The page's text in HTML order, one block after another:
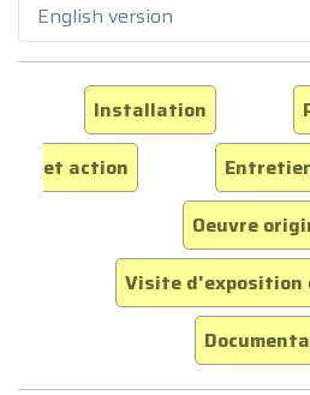
English version
Installation
et action
Oeuvre
Visite